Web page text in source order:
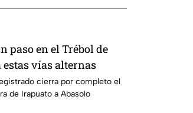
paso en el Trébol de
vías alternas
cierra por completo el
de Irapuato a Abasolo